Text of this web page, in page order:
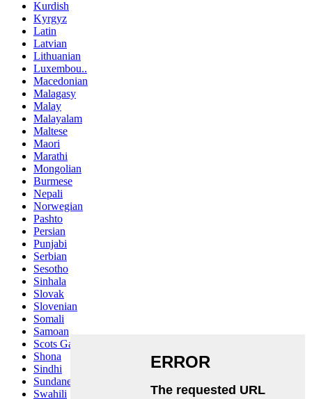
Kurdish
Kyrgyz
Latin
Latvian
Lithuanian
Luxembou..
Macedonian
Malagasy
Malay
Malayalam
Maltese
Maori
Marathi
Mongolian
Burmese
Nepali
Norwegian
Pashto
Persian
Punjabi
Serbian
Sesotho
Sinhala
Slovak
Slovenian
Somali
Samoan
Scots Gaelic
Shona
Sindhi
Sundanese
Swahili